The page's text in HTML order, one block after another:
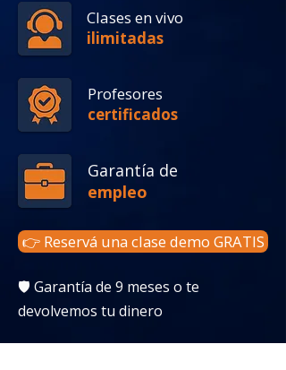
Clases en vivo
ilimitadas
Profesores
certificados
Garantía de
empleo
👉 Reservá una clase demo GRATIS
🛡️ Garantía de 9 meses o te
devolvemos tu dinero